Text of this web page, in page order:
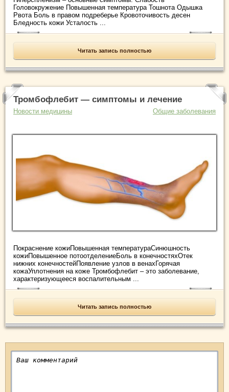
Головокружение Повышенная температура Тошнота Одышка
Рвота Боль в правом подреберье Кровоточивость десен
Бледность кожи Усталость ...
Читать запись полностью
Тромбофлебит — симптомы и лечение
Новости медицины Общие заболевания
Покраснение кожиПовышенная температураСинюшность
кожиПовышенное потоотделениеБоль в конечностяхОтек
нижних конечностейПоявление узлов в венахГорячая
кожаУплотнения на коже Тромбофлебит – это заболевание,
характеризующееся воспалительным ...
Читать запись полностью